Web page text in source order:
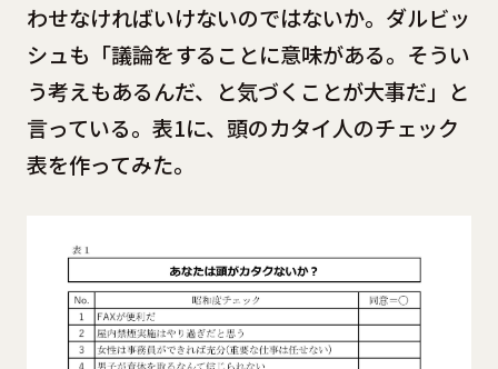
わせなければいけないのではないか。ダルビッ
シュも「議論をすることに意味がある。そうい
う考えもあるんだ、と気づくことが大事だ」と
言っている。表1に、頭のカタイ人のチェック
表を作ってみた。